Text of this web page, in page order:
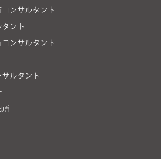
コンサルタント
タント
コンサルタント
サルタント
所